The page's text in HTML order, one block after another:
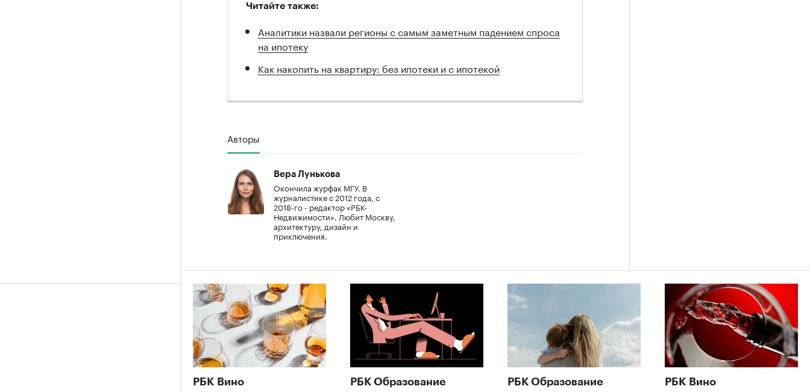
Читайте также:
Аналитики назвали регионы с самым заметным падением спроса
на ипотеку
Как накопить на квартиру: без ипотеки и с ипотекой
Авторы
Вера Лунькова
Окончила журфак МГУ. В
журналистике с 2012 года, с
2018-го - редактор «РБК-
Недвижимости». Любит Москву,
архитектуру, дизайн и
приключения.
РБК Вино РБК Образование РБК Образование РБК Вино